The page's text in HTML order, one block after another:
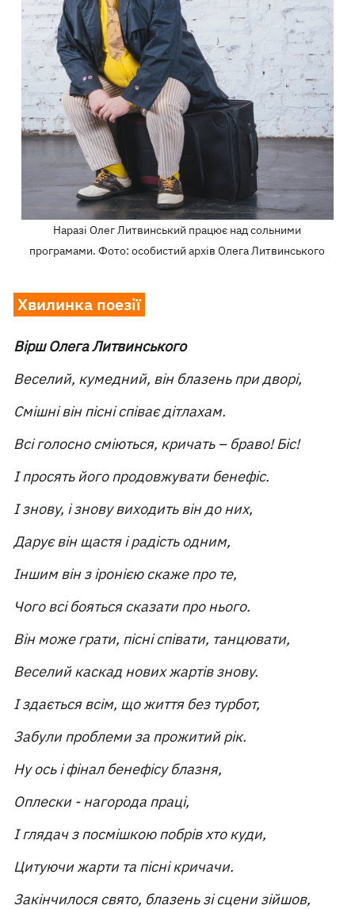
Наразі Олег Литвинський працює над сольними
програмами. Фото: особистий архів Олега Литвинського
Хвилинка поезії
Вірш Олега Литвинського
Веселий, кумедний, він блазень при дворі,
Смішні він пісні співає дітлахам.
Всі голосно сміються, кричать – браво! Біс!
І просять його продовжувати бенефіс.
І знову, і знову виходить він до них,
Дарує він щастя і радість одним,
Іншим він з іронією скаже про те,
Чого всі бояться сказати про нього.
Він може грати, пісні співати, танцювати,
Веселий каскад нових жартів знову.
І здається всім, що життя без турбот,
Забули проблеми за прожитий рік.
Ну ось і фінал бенефісу блазня,
Оплески - нагорода праці,
І глядач з посмішкою побрів хто куди,
Цитуючи жарти та пісні кричачи.
Закінчилося свято, блазень зі сцени зійшов,